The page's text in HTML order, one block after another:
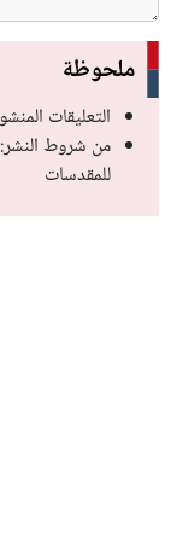
ملحوظة
التعليقات
من شروط
للمقدسات